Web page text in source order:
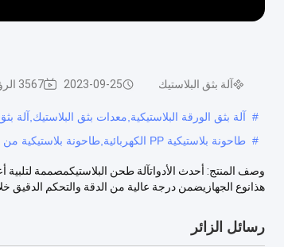
آلة بثق البلاستيك 2023-09-25 3567 الرؤى
# آلة بثق الورقة البلاستيكية,معدات بثق البلاستيك,آلة
# طاحونة بلاستيكية PP الكهربائية,طاحونة بلاستيكية من نوع "بي.بي" ذات شريحة واحدة,صمغ البلاستيك PS PP
وصف المنتج: أحدث الأدواتآلة طحن البلاستيكمصممة لتلبية
هذانوع الجهازيضمن درجة عالية من الدقة والتحكم الدقيق
رسائل الزائر